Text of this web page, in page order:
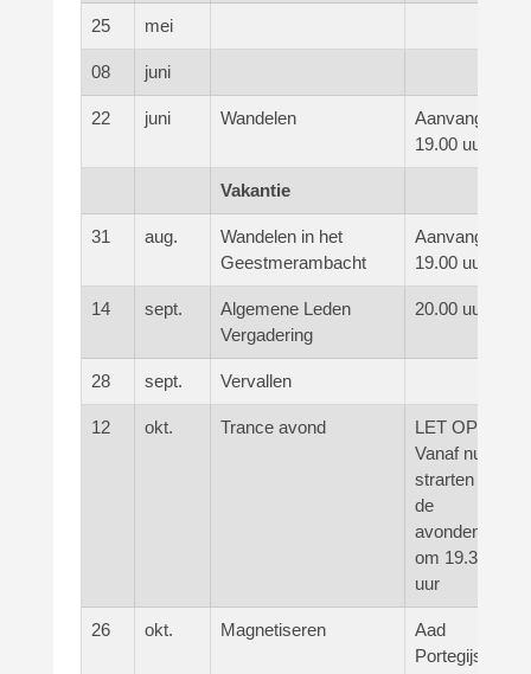
25 mei
08 juni
22 juni Wandelen
Aanvang
19.00 uur
Vakantie
31 aug.
Wandelen in het
Geestmerambacht
Aanvang
19.00 uur
14 sept.
Algemene Leden
Vergadering
20.00 uur
28 sept. Vervallen
12 okt. Trance avond
LET OP!
Vanaf nu
strarten
de
avonden
om 19.30
uur
26 okt. Magnetiseren
Aad
Portegijs